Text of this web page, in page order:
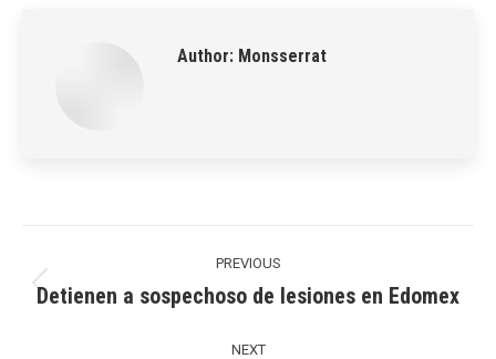
Author: Monsserrat
navigation
PREVIOUS
Previous
Detienen a sospechoso de lesiones en Edomex
NEXT